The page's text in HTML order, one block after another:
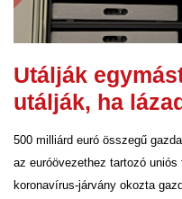
Utálják
utálják, ha
500 milliárd euró összegű
az euróövezethez tartozó
koronavírus-járvány okozta